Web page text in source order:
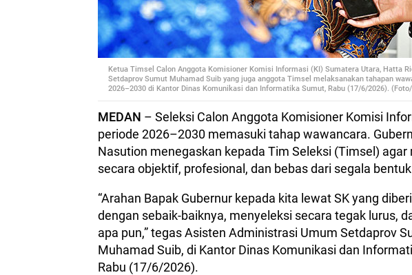
Ketua Timsel Calon Anggota Komisioner Komisi Informasi (KI) Sumatera Utara, Hatta
Setdaprov Sumut Muhamad Suib yang juga anggota Timsel melaksanakan tahapan
2026–2030 di Kantor Dinas Komunikasi dan Informatika Sumut, Rabu (17/6/2026).
MEDAN – Seleksi Calon Anggota Komisioner Komisi
periode 2026–2030 memasuki tahap wawancara.
Nasution menegaskan kepada Tim Seleksi (Timsel)
secara objektif, profesional, dan bebas dari segala
“Arahan Bapak Gubernur kepada kita lewat SK yang
dengan sebaik-baiknya, menyeleksi secara tegak lurus,
apa pun,” tegas Asisten Administrasi Umum Setdaprov
Muhamad Suib, di Kantor Dinas Komunikasi dan
Rabu (17/6/2026).